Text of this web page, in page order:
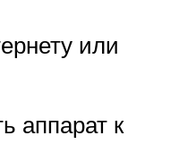
или
аппарат к